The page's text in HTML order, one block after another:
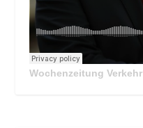
Wochenzeitung Verkehr